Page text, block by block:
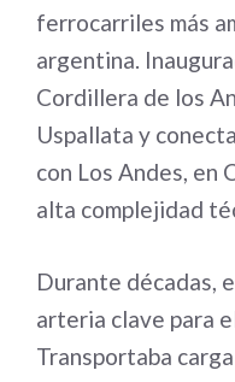
ferrocarriles más
argentina.
Cordillera de los
Uspallata y
con Los Andes, en
alta complejidad
Durante décadas,
arteria clave para
Transportaba